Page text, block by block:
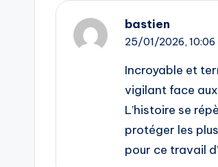
bastien
25/01/2026, 10:06
Incroyable et
vigilant face
L’histoire se
protéger les
pour ce travail